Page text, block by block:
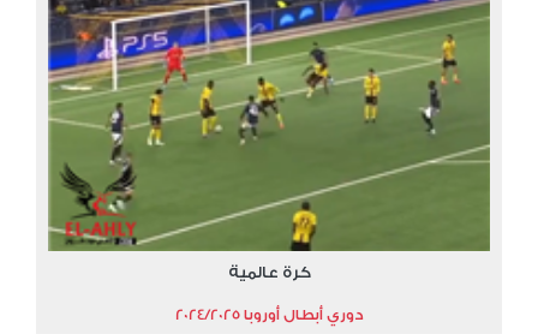
كرة عالمية
دوري أبطال أوروبا 2024/2025